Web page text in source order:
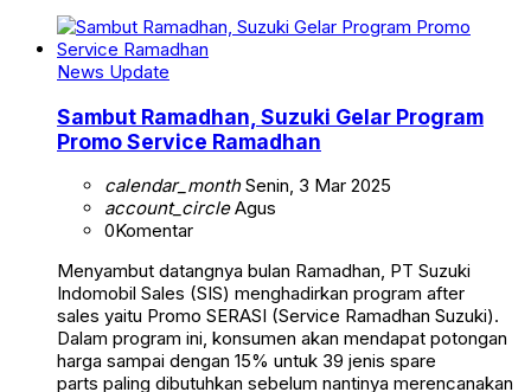
News Update
Sambut Ramadhan, Suzuki Gelar Program
Promo Service Ramadhan
calendar_monthSenin, 3 Mar 2025
account_circleAgus
0Komentar
Menyambut datangnya bulan Ramadhan, PT Suzuki
Indomobil Sales (SIS) menghadirkan program after
sales yaitu Promo SERASI (Service Ramadhan Suzuki).
Dalam program ini, konsumen akan mendapat potongan
harga sampai dengan 15% untuk 39 jenis spare
parts paling dibutuhkan sebelum nantinya merencanakan